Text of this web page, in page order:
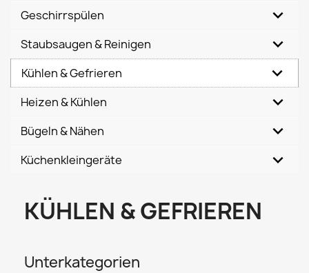
Geschirrspülen
Staubsaugen & Reinigen
Kühlen & Gefrieren
Heizen & Kühlen
Bügeln & Nähen
Küchenkleingeräte
KÜHLEN & GEFRIEREN
Unterkategorien